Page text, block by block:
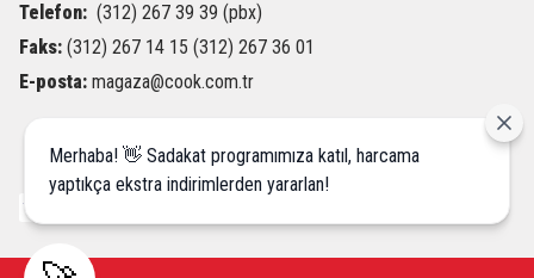
Telefon: (312) 267 39 39 (pbx)
Faks: (312) 267 14 15 (312) 267 36 01
E-posta: magaza@cook.com.tr
Merhaba! 👋 Sadakat programımıza katıl, harcama
yaptıkça ekstra indirimlerden yararlan!